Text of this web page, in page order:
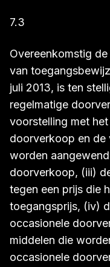
7.3
Overeenkomstig
van
juli 2013, is ten
regelmatige
voorstelling met
doorverkoop en de
worden
doorverkoop, (iii)
tegen een prijs die
toegangsprijs, (iv)
occasionele
middelen die
occasionele